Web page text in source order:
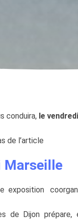
conduira, le
de l’article
Marseille
exposition
de Dijon